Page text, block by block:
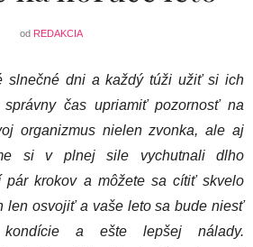
od REDAKCIA
slnečné dni a každý túži užiť si ich
čas upriamiť pozornosť na
organizmus nielen zvonka, ale aj
si v plnej sile vychutnali dlho
pár krokov a môžete sa cítiť skvelo
len osvojiť a vaše leto sa bude niesť
a ešte lepšej nálady.